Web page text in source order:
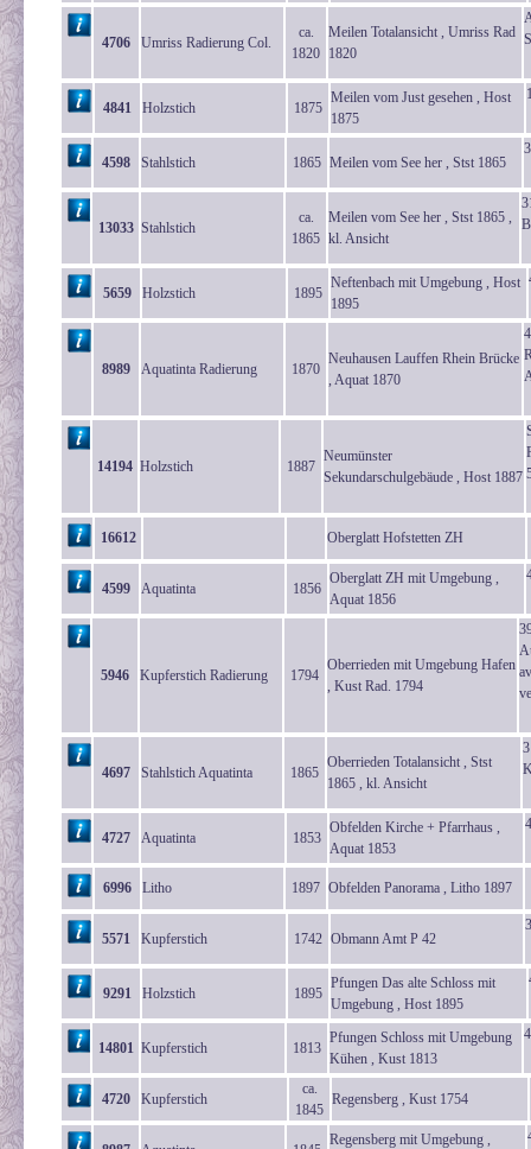
4706 Umriss Radierung Col.
ca.
1820
Meilen Totalansicht , Umriss Rad
1820
4841 Holzstich 1875
Meilen vom Just gesehen , Host
1875
4598 Stahlstich 1865 Meilen vom See her , Stst 1865
13033 Stahlstich
ca.
1865
Meilen vom See her , Stst 1865 ,
kl. Ansicht
5659 Holzstich 1895
Neftenbach mit Umgebung , Host
1895
8989 Aquatinta Radierung 1870
Neuhausen Lauffen Rhein Brücke
, Aquat 1870
14194 Holzstich 1887
Neumünster
Sekundarschulgebäude , Host 1887
16612 Oberglatt Hofstetten ZH
4599 Aquatinta 1856
Oberglatt ZH mit Umgebung ,
Aquat 1856
5946 Kupferstich Radierung 1794
Oberrieden mit Umgebung Hafen
, Kust Rad. 1794
4697 Stahlstich Aquatinta 1865
Oberrieden Totalansicht , Stst
1865 , kl. Ansicht
4727 Aquatinta 1853
Obfelden Kirche + Pfarrhaus ,
Aquat 1853
6996 Litho 1897 Obfelden Panorama , Litho 1897
5571 Kupferstich 1742 Obmann Amt P 42
9291 Holzstich 1895
Pfungen Das alte Schloss mit
Umgebung , Host 1895
14801 Kupferstich 1813
Pfungen Schloss mit Umgebung
Kühen , Kust 1813
4720 Kupferstich
ca.
1845
Regensberg , Kust 1754
Regensberg mit Umgebung ,